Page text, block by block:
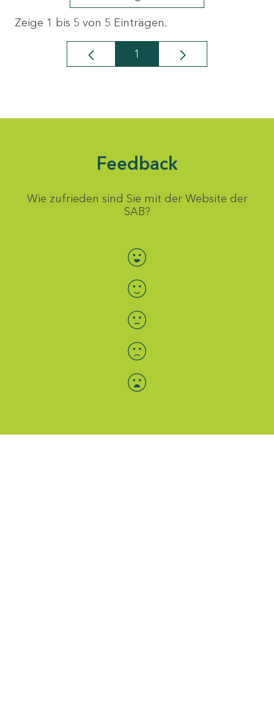
Zeige 1 bis 5 von 5 Einträgen.
Seite
1
Feedback
Wie zufrieden sind Sie mit der Website der
SAB?
Bewertung auswählen